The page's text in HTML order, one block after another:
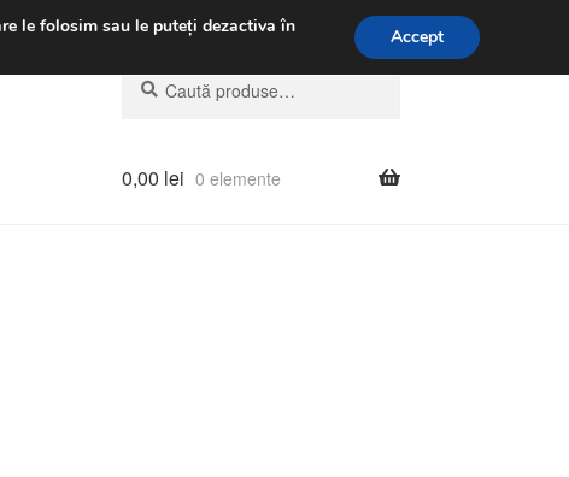
p.m.031 229 6816
Caută
după:
Caută
0,00 lei 0 elemente
le folosim sau le puteți dezactiva în
Accept